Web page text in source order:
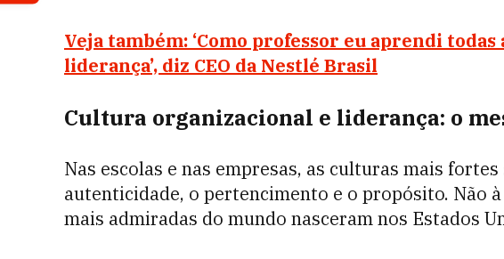
Veja também: ‘Como professor eu aprendi
liderança’, diz CEO da Nestlé Brasil
Cultura organizacional e liderança: o
Nas escolas e nas empresas, as culturas mais
autenticidade, o pertencimento e o propósito. Não
mais admiradas do mundo nasceram nos Estados